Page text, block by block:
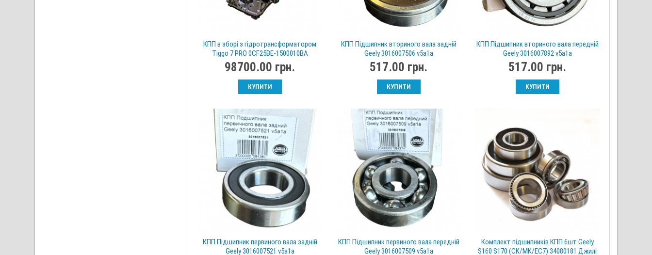
КПП в зборі з гідротрансформатором
Tiggo 7 PRO 0CF25BE-1500010BA
98700.00 грн.
КУПИТИ
КПП Підшипник вториного вала задній
Geely 3016007506 v5a1a
517.00 грн.
КУПИТИ
КПП Підшипник вториного вала передній
Geely 3016007892 v5a1a
517.00 грн.
КУПИТИ
КПП Підшипник первиного вала задній
Geely 3016007521 v5a1a
КПП Підшипник первиного вала передній
Geely 3016007509 v5a1a
Комплект підшипників КПП 6шт Geely
S160 S170 (CK/MK/EC7) 34080181 Джилі